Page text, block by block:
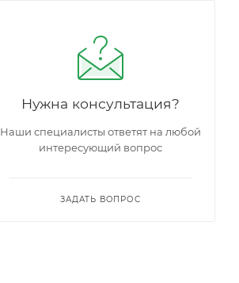
Нужна консультация?
Наши специалисты ответят на любой
интересующий вопрос
ЗАДАТЬ ВОПРОС